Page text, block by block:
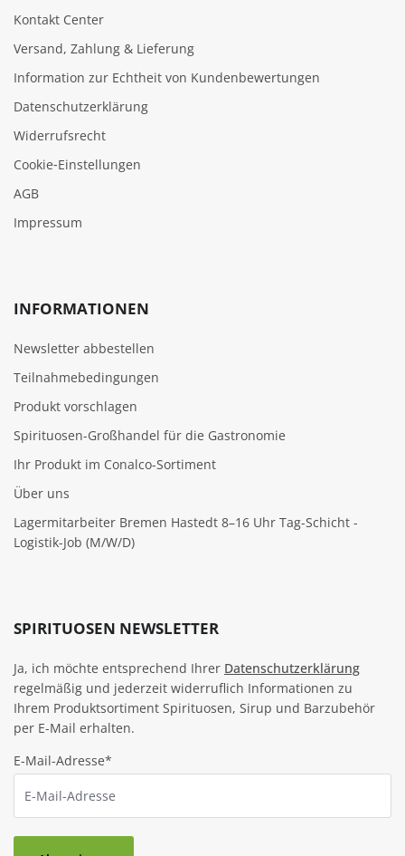
Kontakt Center
Versand, Zahlung & Lieferung
Information zur Echtheit von Kundenbewertungen
Datenschutzerklärung
Widerrufsrecht
Cookie‑Einstellungen
AGB
Impressum
INFORMATIONEN
Newsletter abbestellen
Teilnahmebedingungen
Produkt vorschlagen
Spirituosen-Großhandel für die Gastronomie
Ihr Produkt im Conalco-Sortiment
Über uns
Lagermitarbeiter Bremen Hastedt 8–16 Uhr Tag-Schicht -
Logistik-Job (M/W/D)
SPIRITUOSEN NEWSLETTER
Ja, ich möchte entsprechend Ihrer Datenschutzerklärung
regelmäßig und jederzeit widerruflich Informationen zu
Ihrem Produktsortiment Spirituosen, Sirup und Barzubehör
per E-Mail erhalten.
E-Mail-Adresse*